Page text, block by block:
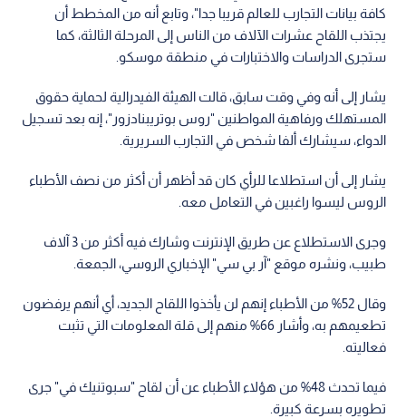
كافة بيانات التجارب للعالم قريبا جدا"، وتابع أنه من المخطط أن
يجتذب اللقاح عشرات الآلاف من الناس إلى المرحلة الثالثة، كما
ستجرى الدراسات والاختبارات في منطقة موسكو.
يشار إلى أنه وفي وقت سابق، قالت الهيئة الفيدرالية لحماية حقوق
المستهلك ورفاهية المواطنين "روس بوتريبنادزور"، إنه بعد تسجيل
الدواء، سيشارك ألفا شخص في التجارب السريرية.
يشار إلى أن استطلاعا للرأي كان قد أظهر أن أكثر من نصف الأطباء
الروس ليسوا راغبين في التعامل معه.
وجرى الاستطلاع عن طريق الإنترنت وشارك فيه أكثر من 3 آلاف
طبيب، ونشره موقع "آر بي سي" الإخباري الروسي، الجمعة.
وقال 52% من الأطباء إنهم لن يأخذوا اللقاح الجديد، أي أنهم يرفضون
تطعيمهم به، وأشار 66% منهم إلى قلة المعلومات التي تثبت
فعاليته.
فيما تحدث 48% من هؤلاء الأطباء عن أن لقاح "سبوتنيك في" جرى
تطويره بسرعة كبيرة.